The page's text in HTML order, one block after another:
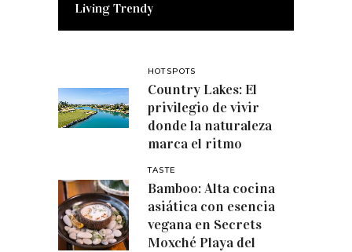
Living Trendy
HOTSPOTS
Country Lakes: El
privilegio de vivir
donde la naturaleza
marca el ritmo
TASTE
Bamboo: Alta cocina
asiática con esencia
vegana en Secrets
Moxché Playa del